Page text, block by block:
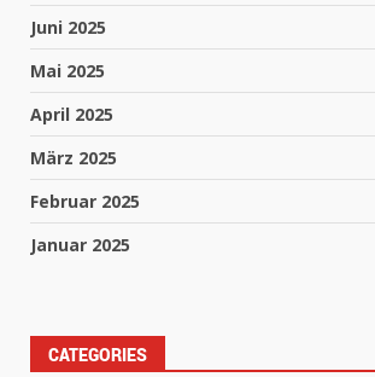
Juni 2025
Mai 2025
April 2025
März 2025
Februar 2025
Januar 2025
CATEGORIES